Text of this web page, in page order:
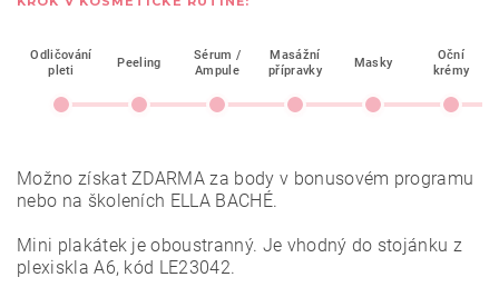
Odličování
pleti
Peeling
Sérum /
Ampule
Masážní
přípravky
Masky
Oční
krémy
Možno získat ZDARMA za body v bonusovém programu
nebo na školeních ELLA BACHÉ.
Mini plakátek je oboustranný. Je vhodný do stojánku z
plexiskla A6, kód LE23042.